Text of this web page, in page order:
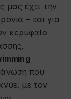
μας έχει την
– και για
κορυφαίο
που
με τον